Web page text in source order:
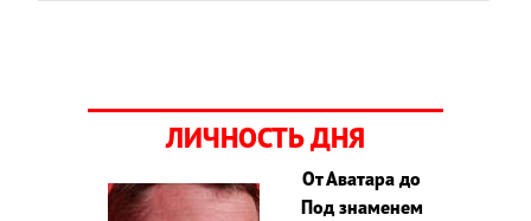
ЛИЧНОСТЬ ДНЯ
От Аватара до
Под знаменем